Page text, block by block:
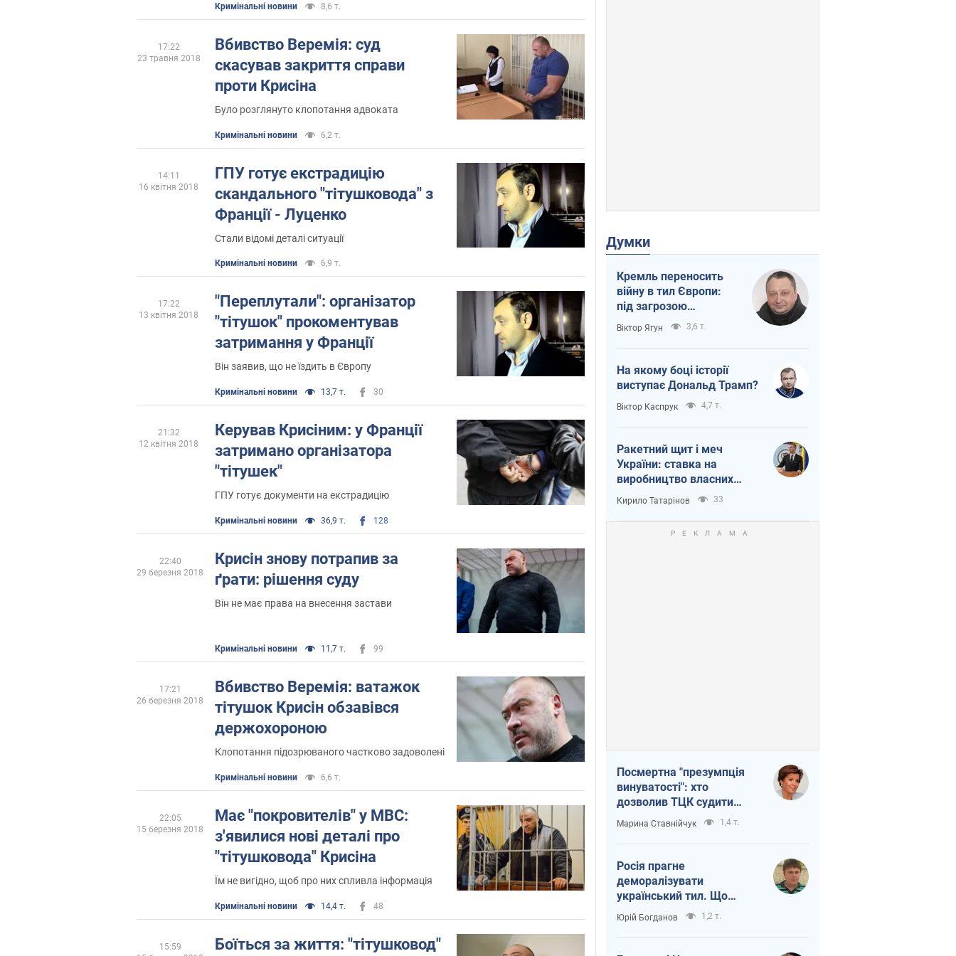
Кримінальні новини 8,6 т.
Вбивство Веремія: суд
скасував закриття справи
проти Крисіна
Було розглянуто клопотання адвоката
Кримінальні новини 6,2 т.
17:22
23 травня 2018
ГПУ готує екстрадицію
скандального "тітушковода" з
Франції - Луценко
Стали відомі деталі ситуації
Кримінальні новини 6,9 т.
14:11
16 квітня 2018
"Переплутали": організатор
"тітушок" прокоментував
затримання у Франції
Він заявив, що не їздить в Європу
Кримінальні новини 13,7 т. 30
17:22
13 квітня 2018
Керував Крисіним: у Франції
затримано організатора
"тітушек"
ГПУ готує документи на екстрадицію
Кримінальні новини 36,9 т. 128
21:32
12 квітня 2018
Крисін знову потрапив за
ґрати: рішення суду
Він не має права на внесення застави
Кримінальні новини 11,7 т. 99
22:40
29 березня 2018
Вбивство Веремія: ватажок
тітушок Крисін обзавівся
держохороною
Клопотання підозрюваного частково задоволені
Кримінальні новини 6,6 т.
17:21
26 березня 2018
Має "покровителів" у МВС:
з'явилися нові деталі про
"тітушковода" Крисіна
Їм не вигідно, щоб про них спливла інформація
Кримінальні новини 14,4 т. 48
22:05
15 березня 2018
Боїться за життя: "тітушковод"
15:59
Думки
Кремль переносить
війну в тил Європи:
під загрозою
критична логістика
Віктор Ягун 3,6 т.
На якому боці історії
виступає Дональд Трамп?
Віктор Каспрук 4,7 т.
Ракетний щит і меч
України: ставка на
виробництво власних
ракет
Кирило Татарінов 33
Посмертна "презумпція
винуватості": хто
дозволив ТЦК судити
загиблих захисників
Марина Ставнійчук 1,4 т.
Росія прагне
деморалізувати
український тил. Що
варто собі нагадати
Юрій Богданов 1,2 т.